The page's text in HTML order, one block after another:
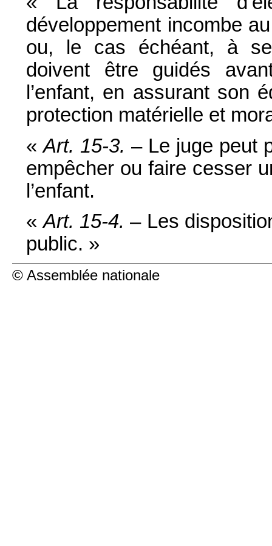
développement incombe
ou, le cas échéant, à
doivent être guidés
l’enfant, en assurant son
protection matérielle et
«Art. 15-3. – Le juge peut
empêcher ou faire cesser
l’enfant.
«Art. 15-4. – Les
public. »
© Assemblée nationale